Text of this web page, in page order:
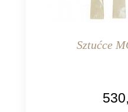
Sztućce